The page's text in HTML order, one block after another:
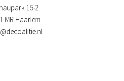
15-2
MR Haarlem